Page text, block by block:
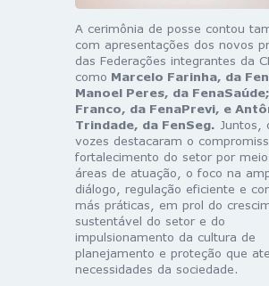
A cerimônia de posse contou
com apresentações dos novos
das Federações integrantes da
como Marcelo Farinha, da
Manoel Peres, da
Franco, da FenaPrevi, e
Trindade, da FenSeg. Juntos,
vozes destacaram o
fortalecimento do setor por
áreas de atuação, o foco na
diálogo, regulação eficiente e
más práticas, em prol do
sustentável do setor e do
impulsionamento da cultura de
planejamento e proteção que
necessidades da sociedade.